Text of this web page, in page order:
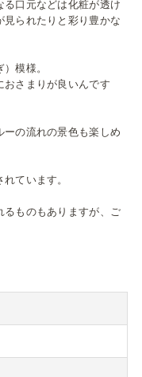
口元などは化粧が透け
られたりと彩り豊かな
模様。
おさまりが良いんです
ーの流れの景色も楽しめ
ています。
るものもありますが、ご